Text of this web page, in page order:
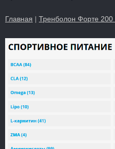
Главная | Тренболон Форте 200